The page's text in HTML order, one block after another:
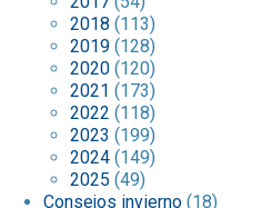
2018 (113)
2019 (128)
2020 (120)
2021 (173)
2022 (118)
2023 (199)
2024 (149)
2025 (49)
Consejos invierno (18)